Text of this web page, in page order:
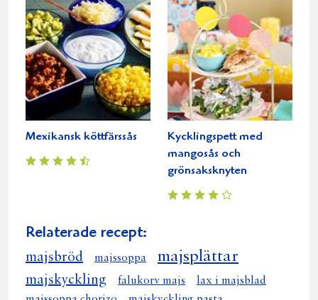
Mexikansk köttfärssås
Kycklingspett med
mangosås och
grönsaksknyten
Relaterade recept:
majsbröd majssoppa majsplättar
majskyckling falukorv majs
lax i majsblad